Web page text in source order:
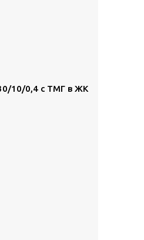
10/0,4 с ТМГ в ЖК